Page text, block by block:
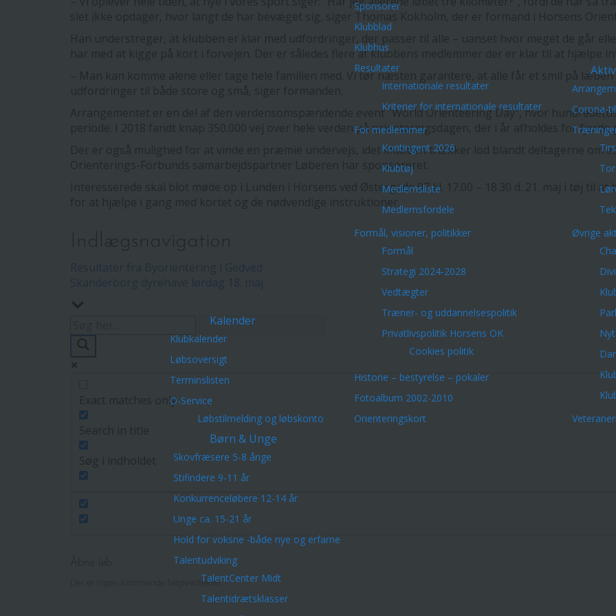
Kalender
Klubkalender
Løbsoversigt
Terminslisten
O-Service
Løbstilmelding og løbskonto
Sponsorer
Klubblad
Klubhus
Resultater
Internationale resultater
Kriterier for internationale resultater
For medlemmer
Kontingent 2026
Klubtøj
Medlemsliste
Medlemsfordele
Formål, visioner, politikker
Formål
Strategi 2024-2028
Vedtægter
Træner- og uddannelsespolitik
Privatlivspolitik Horsens OK
Cookies politik
Historie – bestyrelse – pokaler
Fotoalbum 2002-2010
Orienteringskort
Corona-
Øvrige
Børn & Unge
Skovfræsere 5-8 årige
Stifindere 9-11 år
Konkurrenceløbere 12-14 år
Unge ca. 15-21 år
Hold for voksne -både nye og erfarne
Talentudviking
TalentCenter Midt
Talentidrætsklasser
slet ikke opdager, hvor langt de har bevæget sig, siger Thomas Kokholm, der er formand i Horsens
Han understreger, at klubben er klar med udfordringer, der passer til alle – uanset hvor meget de går
har med at kigge på kort i forvejen. Der er således flere af klubbens medlemmer der er klar til at hjælpe
– Man kan komme alene eller tage hele familien med. Vi tør næsten garantere, at alle får et smil på
Arrangementet er en del af den verdensomspændende event ”World Orienteering Day”, hvor
periode. I 2018 fandt knap 350.000 vej over hele verden på orienteringsdagen, der i år afholdes for fjerde
Der er også mulighed for at vinde en præmie undervejs, idet klubben trækker lod blandt deltagerne om
Orienterings-Forbunds samarbejdspartner Løberen har sponsoreret.
Interesserede skal blot møde op i Lunden i Horsens ved Østergade 97 kl. 17.00 – 18.30 d. 21. maj i tøj til
Exact matches only
Der er ingen kommende begivenheder.